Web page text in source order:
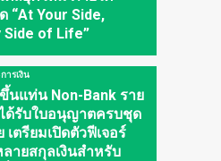
“At Your Side,
Side of Life”
ารเงิน
นแท่น Non-Bank ราย
ด้รับใบอนุญาตครบชุด
เตรียมเปิดตัวฟีเจอร์
ายสกุลเงินสำหรับ